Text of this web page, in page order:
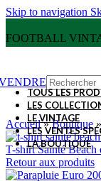
Skip to navigation
FOOTBALL
TOUS LES
LES
LE VINTAGE
LES VENTES
LA BOUTIQUE
Accueil»Boutique »
T-shirt Sainté Beach
Retour aux produits